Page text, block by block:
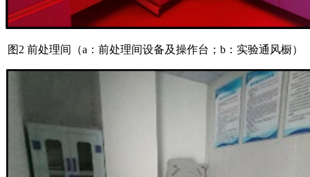
图2 前处理间（a：前处理间设备及操作台；b：实验通风橱）